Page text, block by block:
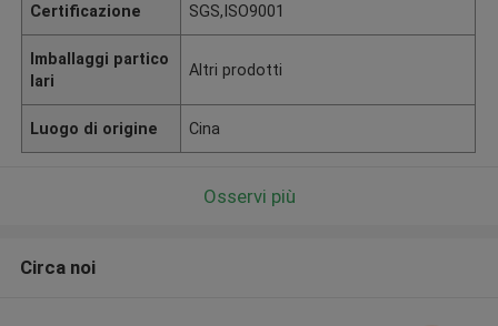
Certificazione SGS,ISO9001
Imballaggi partico
lari
Altri prodotti
Luogo di origine Cina
Osservi più
Circa noi